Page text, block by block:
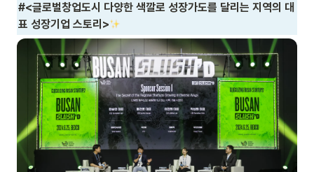
#<글로벌창업도시 다양한 색깔로 성장가도를 달리는 지역의 대
표 성장기업 스토리>